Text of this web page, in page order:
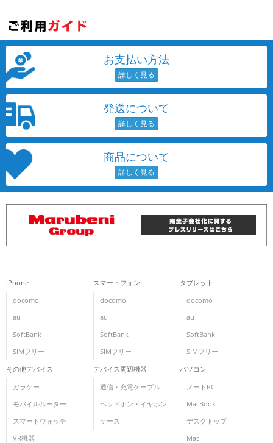
お支払い方法
発送について
商品について
iPhone
docomo
au
SoftBank
SIMフリー
スマートフォン
docomo
au
SoftBank
SIMフリー
タブレット
docomo
au
SoftBank
SIMフリー
その他デバイス
ガラケー
モバイルルーター
スマートウォッチ
VR機器
デバイス周辺機器
通信・充電ケーブル
ヘッドホン・イヤホン
ケース
パソコン
ノートPC
MacBook
デスクトップ
Mac